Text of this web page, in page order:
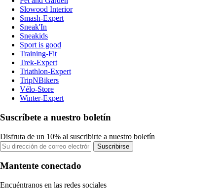
Slowood Interior
Smash-Expert
Sneak'In
Sneakids
Sport is good
Training-Fit
Trek-Expert
Triathlon-Expert
TripNBikers
Vélo-Store
Winter-Expert
Suscríbete a nuestro boletín
Disfruta de un 10% al suscribirte a nuestro boletín
Suscribirse
Mantente conectado
Encuéntranos en las redes sociales